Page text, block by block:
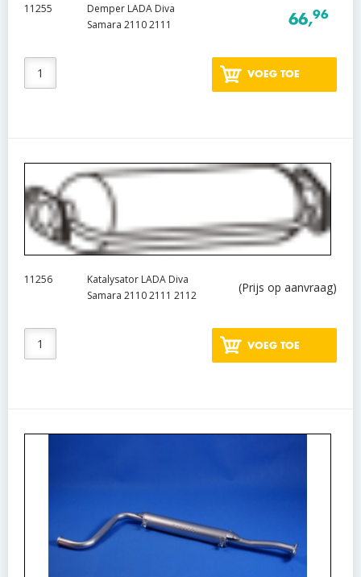
11255
Demper LADA Diva
Samara 2110 2111
66,96
VOEG TOE
11256
Katalysator LADA Diva
Samara 2110 2111 2112
(Prijs op aanvraag)
VOEG TOE